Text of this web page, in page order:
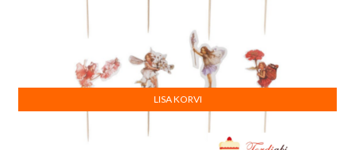
LISA KORVI